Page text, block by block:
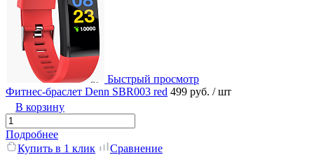
Быстрый просмотр
Фитнес-браслет Denn SBR003 red 499 руб. / шт
В корзину
Подробнее
Купить в 1 клик
Сравнение